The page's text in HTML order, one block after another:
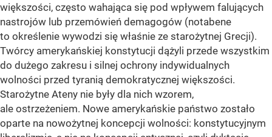
większości, często wahająca się pod wpływem falujących
nastrojów lub przemówień demagogów (notabene
to określenie wywodzi się właśnie ze starożytnej Grecji).
Twórcy amerykańskiej konstytucji dążyli przede wszystkim
do dużego zakresu i silnej ochrony indywidualnych
wolności przed tyranią demokratycznej większości.
Starożytne Ateny nie były dla nich wzorem,
ale ostrzeżeniem. Nowe amerykańskie państwo zostało
oparte na nowożytnej koncepcji wolności: konstytucyjnym